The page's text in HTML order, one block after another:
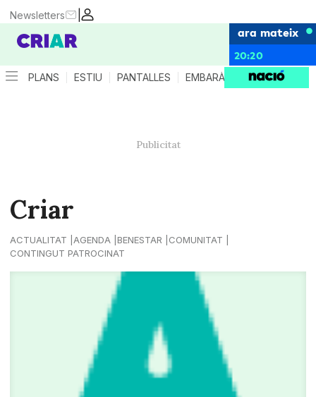
|
Newsletters
ara mateix
20:20
PLANS ESTIU PANTALLES EMBARÀS CRIANÇA
Criar
ACTUALITAT AGENDA BENESTAR
COMUNITAT
CONTINGUT PATROCINAT